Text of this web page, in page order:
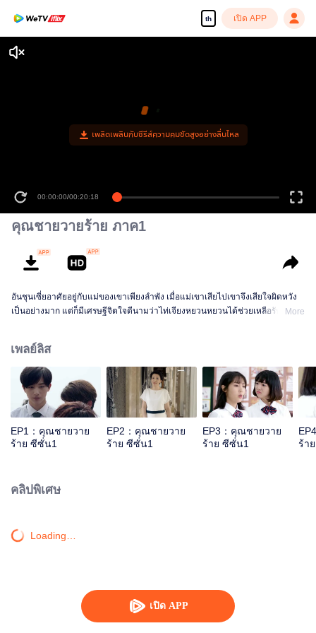
th เปิด APP
เปิด APP
00:00:00/00:20:18
คุณชายวายร้าย ภาค1
อันชุนเซี่ยอาศัยอยู่กับแม่ของเขาเพียงลำพัง เมื่อแม่เขาเสียไปเขาจึงเสียใจผิดหวัง
เป็นอย่างมาก แต่ก็มีเศรษฐีจิตใจดีนามว่าไท่เจียงหยวนหยวนได้ช่วยเหลือรับดูแล
คุณชายจอมเซี้ยวแห่งตระกูลหานนามว่าหานชีลู่นั้นทำให้อันชุนเซี่ยได้เข้าเรียนใน
โรงเรียนชั้นสูงของพวกไฮโซ แต่ในความเป็นจริงแล้วทั้งอันชุนเซี่ยและหานชีลู่ต่าง
ก็เกลียดขี้หน้ากัน เจอหน้ากันทีไรต้องมีเรื่องกันทุกที ส่วนบรรยากาศในโรงเรียนนั้นก็
หรูหราฟุ้งเฟ้อมากเกินไป จนอันชุนเซี่ยทนไม่ไหวจึงจะปฏิวัติการเปลี่ยนแปลง
สถานการณ์ตอนนี้ ซึ่งในตอนนี้เองก็ได้มีสองหนุ่มหลิงหานหยี่และเจียงเฉินชวนได้
เช่นกัน
More
เพลย์ลิส
EP1：คุณชายวาย
ร้าย ซีซั่น1
EP2：คุณชายวาย
ร้าย ซีซั่น1
EP3：คุณชายวาย
ร้าย ซีซั่น1
ร้า
คลิปพิเศษ
Loading…